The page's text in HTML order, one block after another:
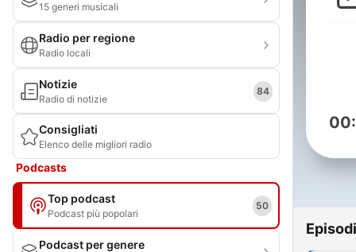
15 generi musicali
Radio per regione
Radio locali
Notizie
Radio di notizie
84
Consigliati
Elenco delle migliori radio
Podcasts
Top podcast
Podcast più popolari
50
Podcast per genere
Episodi